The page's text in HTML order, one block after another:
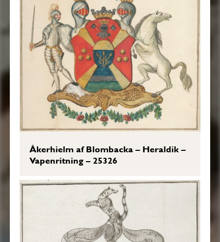
Åkerhielm af Blombacka – Heraldik –
Vapenritning – 25326